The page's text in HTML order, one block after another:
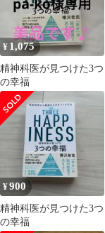
¥ 1,075
精神科医が見つけた3つ
の幸福
¥900
精神科医が見つけた3つ
の幸福